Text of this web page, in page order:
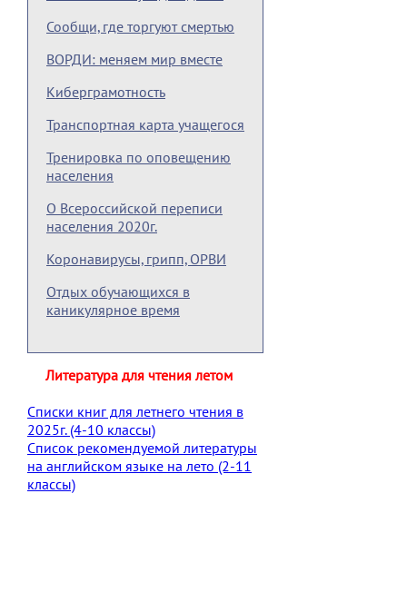
Сообщи, где торгуют смертью
ВОРДИ: меняем мир вместе
Киберграмотность
Транспортная карта учащегося
Тренировка по оповещению
населения
О Всероссийской переписи
населения 2020г.
Коронавирусы, грипп, ОРВИ
Отдых обучающихся в
каникулярное время
Литература для чтения летом
Списки книг для летнего чтения в
2025г. (4-10 классы)
Список рекомендуемой литературы
на английском языке на лето (2-11
классы)